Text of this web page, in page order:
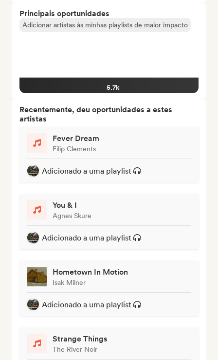
Principais oportunidades
Adicionar artistas às minhas playlists de maior impacto
5.7k
Recentemente, deu oportunidades a estes
artistas
Fever Dream
Filip Clements
Adicionado a uma playlist
You & I
Agnes Skure
Adicionado a uma playlist
Hometown In Motion
Isak Milner
Adicionado a uma playlist
Strange Things
The River Noir